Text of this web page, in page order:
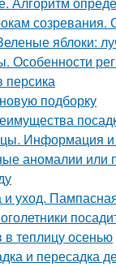
созревания.
яблоки:
Особенности
персика
подборку
Информация и
аномалии или
уход.
теплицу осенью
и пересадка